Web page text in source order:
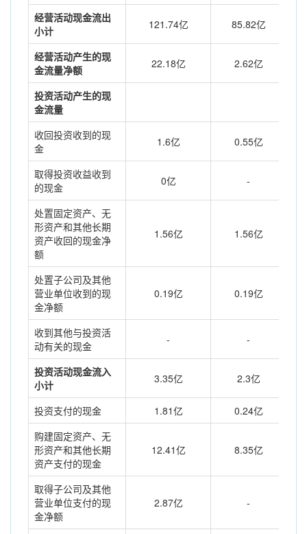
经营活动现金流出
小计
121.74亿 85.82亿
经营活动产生的现
金流量净额
22.18亿 2.62亿
投资活动产生的现
金流量
收回投资收到的现
金
1.6亿 0.55亿
取得投资收益收到
的现金
0亿 -
处置固定资产、无
形资产和其他长期
资产收回的现金净
额
1.56亿 1.56亿
处置子公司及其他
营业单位收到的现
金净额
0.19亿 0.19亿
收到其他与投资活
动有关的现金
- -
投资活动现金流入
小计
3.35亿 2.3亿
投资支付的现金 1.81亿
0.24亿
购建固定资产、无
形资产和其他长期
资产支付的现金
12.41亿 8.35亿
取得子公司及其他
营业单位支付的现
金净额
2.87亿 -